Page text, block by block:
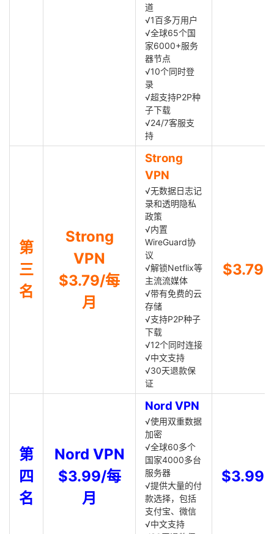
道
√1百多万用户
√全球65个国
家6000+服务
器节点
√10个同时登
录
√超支持P2P种
子下载
√24/7客服支
持
第
三
名
Strong
VPN
$3.79/每
月
Strong
VPN
√无数据日志记
录和透明隐私
政策
√内置
WireGuard协
议
√解锁Netflix等
主流流媒体
√带有免费的云
存储
√支持P2P种子
下载
√12个同时连接
√中文支持
√30天退款保
证
$3.79
第
四
名
Nord VPN
$3.99/每
月
Nord VPN
√使用双重数据
加密
√全球60多个
国家4000多台
服务器
√提供大量的付
款选择，包括
支付宝、微信
√中文支持
$3.99